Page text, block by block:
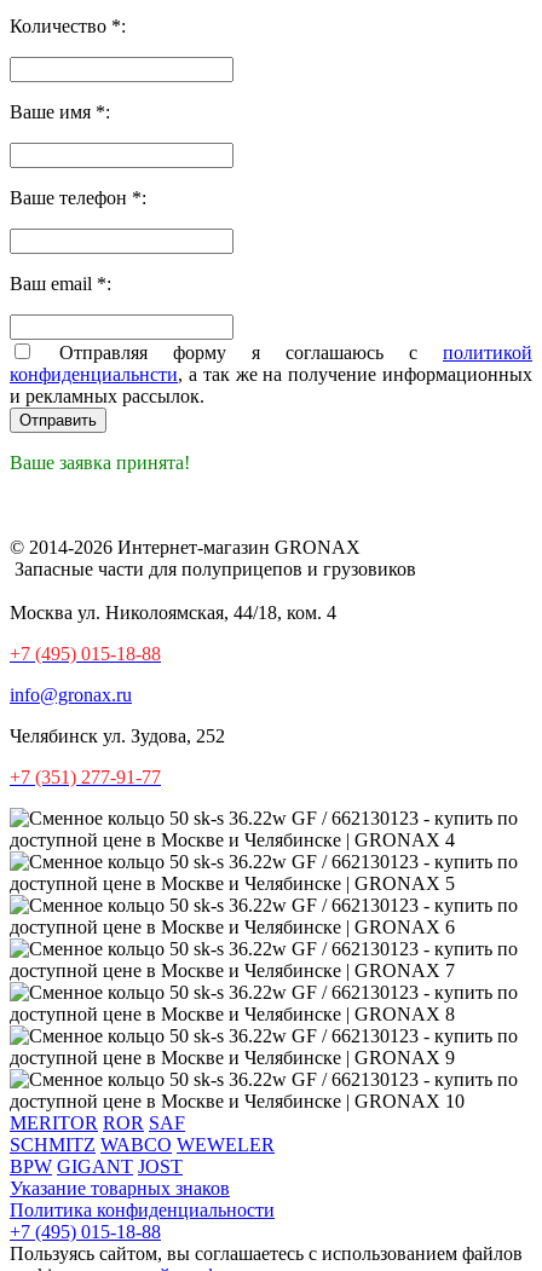
Количество *:
Ваше имя *:
Ваше телефон *:
Ваш email *:
Отправляя форму я соглашаюсь с политикой
конфиденциальнсти, а так же на получение информационных
и рекламных рассылок.
Ваше заявка принята!
© 2014-2026 Интернет-магазин GRONAX
Запасные части для полуприцепов и грузовиков
Москва ул. Николоямская, 44/18, ком. 4
+7 (495) 015-18-88
info@gronax.ru
Челябинск ул. Зудова, 252
+7 (351) 277-91-77
MERITOR ROR SAF
SCHMITZ WABCO WEWELER
BPW GIGANT JOST
Указание товарных знаков
Политика конфиденциальности
+7 (495) 015-18-88
Пользуясь сайтом, вы соглашаетесь с использованием файлов